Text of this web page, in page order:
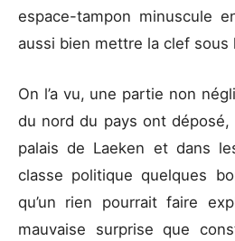
espace-tampon minuscule
aussi bien mettre la clef sous
On l’a vu, une partie non
du nord du pays ont
palais de Laeken et dans
classe politique quelques
qu’un rien pourrait faire
mauvaise surprise que